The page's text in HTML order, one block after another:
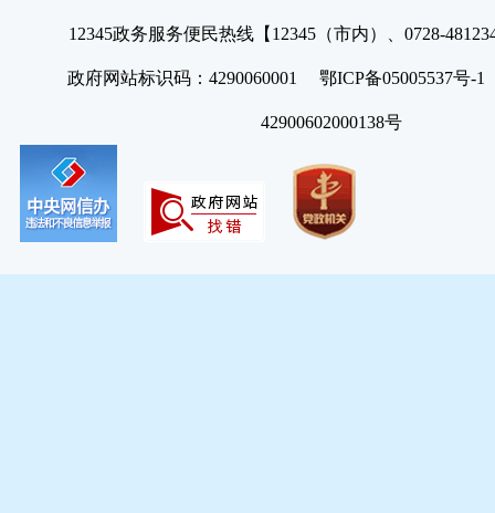
12345政务服务便民热线【12345（市内）、0728-
政府网站标识码：4290060001 鄂ICP备05005537号
42900602000138号